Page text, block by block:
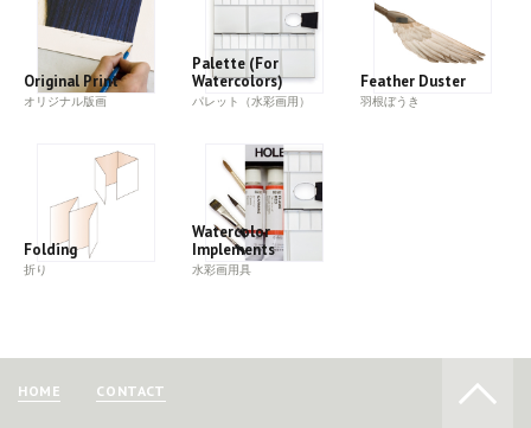
Original Print
オリジナル版画
Palette (For
Watercolors)
パレット（水彩画用）
Feather Duster
羽根ぼうき
Folding
折り
Watercolor
Implements
水彩画用具
HOME CONTACT